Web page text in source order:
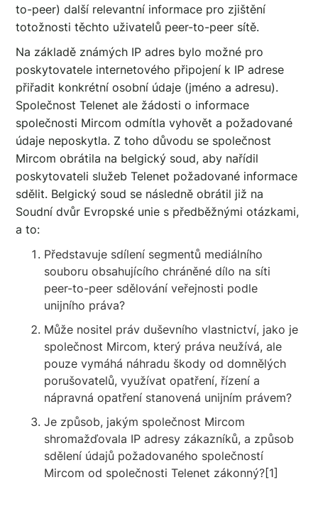
to-peer) další relevantní informace pro zjištění
totožnosti těchto uživatelů peer-to-peer sítě.
Na základě známých IP adres bylo možné pro
poskytovatele internetového připojení k IP adrese
přiřadit konkrétní osobní údaje (jméno a adresu).
Společnost Telenet ale žádosti o informace
společnosti Mircom odmítla vyhovět a požadované
údaje neposkytla. Z toho důvodu se společnost
Mircom obrátila na belgický soud, aby nařídil
poskytovateli služeb Telenet požadované informace
sdělit. Belgický soud se následně obrátil již na
Soudní dvůr Evropské unie s předběžnými otázkami,
a to:
Představuje sdílení segmentů mediálního
souboru obsahujícího chráněné dílo na síti
peer-to-peer sdělování veřejnosti podle
unijního práva?
Může nositel práv duševního vlastnictví, jako je
společnost Mircom, který práva neužívá, ale
pouze vymáhá náhradu škody od domnělých
porušovatelů, využívat opatření, řízení a
nápravná opatření stanovená unijním právem?
Je způsob, jakým společnost Mircom
shromažďovala IP adresy zákazníků, a způsob
sdělení údajů požadovaného společností
Mircom od společnosti Telenet zákonný?[1]